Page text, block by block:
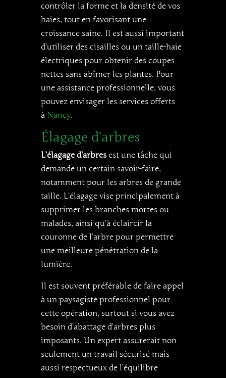
contrôler la forme et la densité de vos
haies, tout en favorisant une
croissance saine. Il est aussi important
d’utiliser des cisailles ou un taille-haie
électriques pour obtenir des coupes
nettes sans abîmer les plantes. Pour
une assistance professionnelle, vous
pouvez envisager les services offerts
à Nancy.
Élagage d’arbres
L’élagage d’arbres est une tâche qui
demande un certain savoir-faire,
notamment pour les arbres de grande
taille. L’élagage vise principalement à
supprimer les branches mortes ou
malades, ainsi qu’à éclaircir la
couronne de l’arbre pour permettre
une meilleure pénétration de la
lumière.
Il est souvent préférable de faire appel
à un paysagiste professionnel pour
cette opération, surtout si vous avez
besoin d’abattage d’arbres plus
imposants. Un expert assurerait non
seulement un travail sécurisé mais
aussi respectueux de l’équilibre